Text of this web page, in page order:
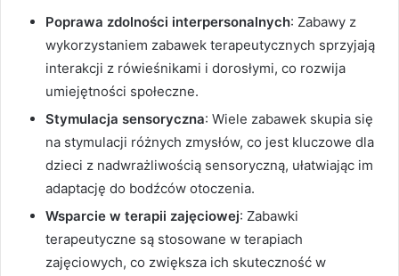
Poprawa zdolności interpersonalnych: Zabawy z
wykorzystaniem zabawek terapeutycznych sprzyjają
interakcji z rówieśnikami i dorosłymi, co rozwija
umiejętności społeczne.
Stymulacja sensoryczna: Wiele zabawek skupia się
na stymulacji różnych zmysłów, co jest kluczowe dla
dzieci z nadwrażliwością sensoryczną, ułatwiając im
adaptację do bodźców otoczenia.
Wsparcie w terapii zajęciowej: Zabawki
terapeutyczne są stosowane w terapiach
zajęciowych, co zwiększa ich skuteczność w